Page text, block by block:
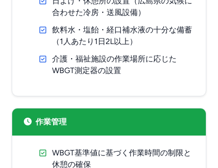
合わせた冷房・送風設備）
飲料水・塩飴・経口補水液の十分な備蓄
（1人あたり1日2L以上）
介護・福祉施設の作業場所に応じた
WBGT測定器の設置
作業管理
WBGT基準値に基づく作業時間の制限と
休憩の確保